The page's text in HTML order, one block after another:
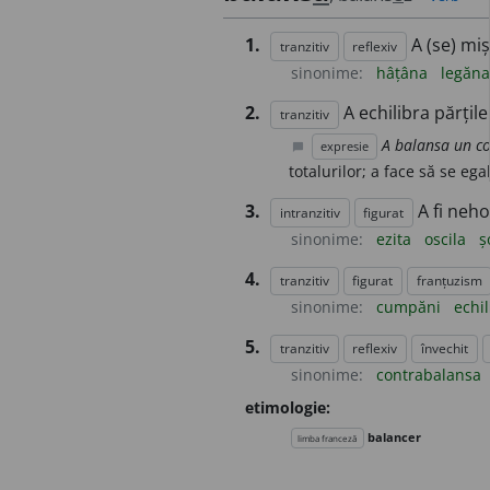
1. tranzitiv reflexiv A (se)
sinonime: hâțâna legăna
2. tranzitiv A echilibra părțile
expresie A balansa un
totalurilor; a face să se
3. intranzitiv figurat A fi
sinonime: ezita oscila
4. tranzitiv figurat franțuzism
sinonime: cumpăni
5. tranzitiv reflexiv învechit
sinonime:
contrabalansa
etimologie:
limba franceză balancer